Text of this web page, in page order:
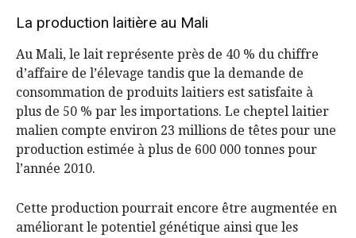
La production laitière au Mali
Au Mali, le lait représente près de 40 % du chiffre
d’affaire de l’élevage tandis que la demande de
consommation de produits laitiers est satisfaite à
plus de 50 % par les importations. Le cheptel laitier
malien compte environ 23 millions de têtes pour une
production estimée à plus de 600 000 tonnes pour
l’année 2010.
Cette production pourrait encore être augmentée en
améliorant le potentiel génétique ainsi que les